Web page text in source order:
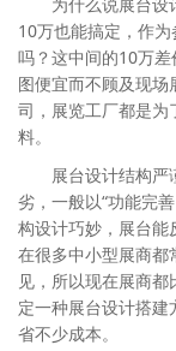
10万也能搞定，作
吗？这中间的10万
图便宜而不顾及现
司，展览工厂都是为
料。
展台设计结构严
劣，一般以“功能完
构设计巧妙，展台能
在很多中小型展商都
见，所以现在展商
定一种展台设计搭
省不少成本。